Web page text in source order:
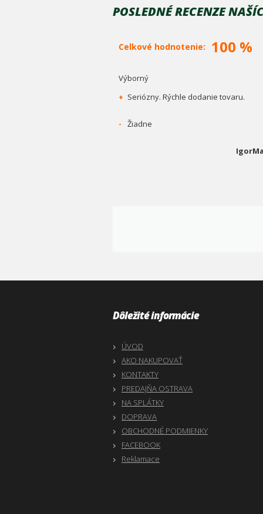
POSLEDNÉ RECENZE
Celkové hodnotenie: 100 %
Výborný
+ Seriózny. Rýchle dodanie tovaru.
- Žiadne
Dôležité informácie
ÚVOD
AKO NAKUPOVAŤ
KONTAKTY
PREDAJŇA OSTRAVA
NA SPLÁTKY
DOPRAVA
OBCHODNÉ PODMIENKY
FACEBOOK
Reklamace